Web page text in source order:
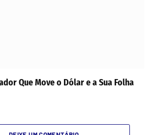
Que Move o Dólar e a Sua Folha